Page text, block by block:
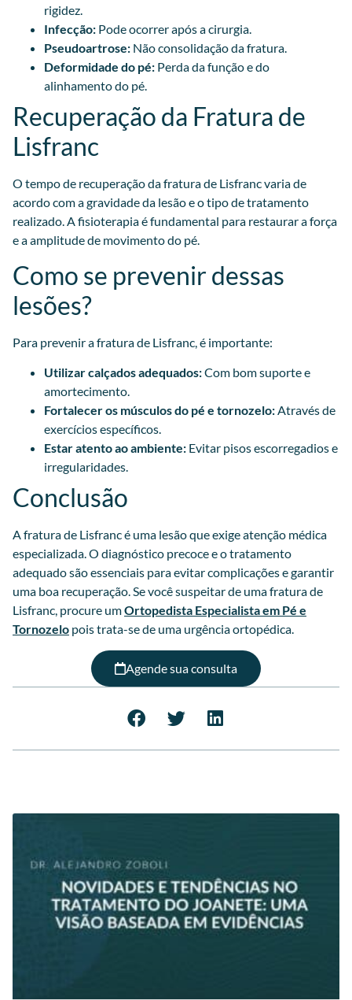
rigidez.
Infecção: Pode ocorrer após a cirurgia.
Pseudoartrose: Não consolidação da fratura.
Deformidade do pé: Perda da função e do
alinhamento do pé.
Recuperação da Fratura de
Lisfranc
O tempo de recuperação da fratura de Lisfranc varia de
acordo com a gravidade da lesão e o tipo de tratamento
realizado. A fisioterapia é fundamental para restaurar a força
e a amplitude de movimento do pé.
Como se prevenir dessas
lesões?
Para prevenir a fratura de Lisfranc, é importante:
Utilizar calçados adequados:Com bom suporte e
amortecimento.
Fortalecer os músculos do pé e tornozelo:Através de
exercícios específicos.
Estar atento ao ambiente: Evitar pisos escorregadios e
irregularidades.
Conclusão
A fratura de Lisfranc é uma lesão que exige atenção médica
especializada. O diagnóstico precoce e o tratamento
adequado são essenciais para evitar complicações e garantir
uma boa recuperação. Se você suspeitar de uma fratura de
Lisfranc, procure umOrtopedista Especialista em Pé e
Tornozelo pois trata-se de uma urgência ortopédica.
Agende sua consulta